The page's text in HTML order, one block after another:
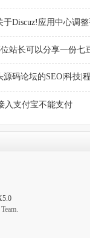
于Discuz!应用中心调
站长可以分享一份七
源码论坛的SEO|科技|
入支付宝不能支付